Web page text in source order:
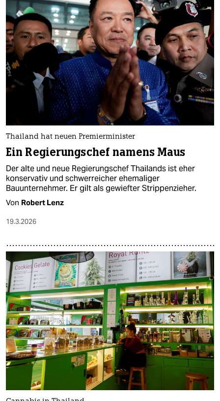
abo
genossenschaft
epaper login
Thailand hat neuen Premierminister
Ein Regierungschef namens Maus
Der alte und neue Regierungschef Thailands ist eher
konservativ und schwerreicher ehemaliger
Bauunternehmer. Er gilt als gewiefter Strippenzieher.
Von Robert Lenz
19.3.2026